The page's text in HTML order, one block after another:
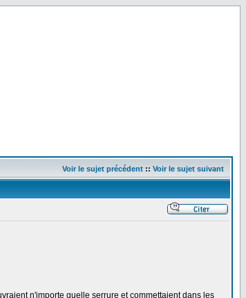
Voir le sujet précédent :: Voir le sujet suivant
n'importe quelle serrure et commettaient dans les